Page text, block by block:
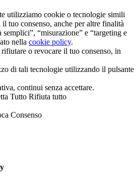
utilizziamo cookie o tecnologie simili
tuo consenso, anche per altre finalità
“misurazione” e “targeting e
nella cookie policy.
o revocare il tuo consenso, in
di tali tecnologie utilizzando il pulsante
continui senza accettare.
Tutto Rifiuta tutto
Consenso